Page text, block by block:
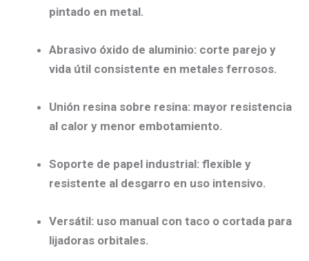
pintado en metal.
Abrasivo óxido de aluminio: corte parejo y
vida útil consistente en metales ferrosos.
Unión resina sobre resina: mayor resistencia
al calor y menor embotamiento.
Soporte de papel industrial: flexible y
resistente al desgarro en uso intensivo.
Versátil: uso manual con taco o cortada para
lijadoras orbitales.